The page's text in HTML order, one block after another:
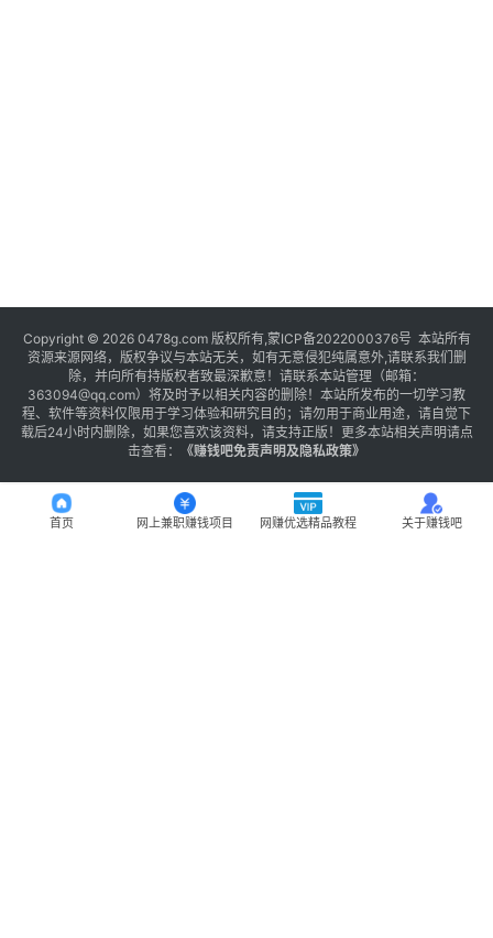
Copyright © 2026 0478g.com 版权所有,蒙ICP备2022000376号 本站所有
资源来源网络，版权争议与本站无关，如有无意侵犯纯属意外,请联系我们删
除，并向所有持版权者致最深歉意！请联系本站管理（邮箱：
363094@qq.com）将及时予以相关内容的删除！本站所发布的一切学习教
程、软件等资料仅限用于学习体验和研究目的；请勿用于商业用途，请自觉下
载后24小时内删除，如果您喜欢该资料，请支持正版！更多本站相关声明请点
击查看：
《赚钱吧免责声明及隐私政策》
首页 网上兼职赚钱项目 网赚优选精品教程 关于赚钱吧